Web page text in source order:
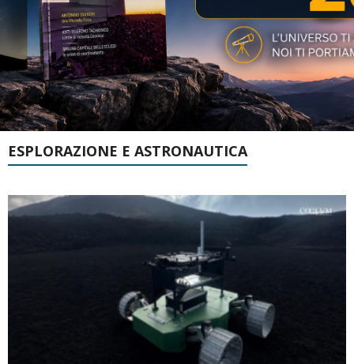
ESPLORAZIONE E ASTRONAUTICA